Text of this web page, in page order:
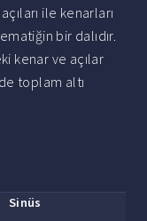
ile kenarları
bir dalıdır.
kenar ve açılar
toplam altı
Sinüs